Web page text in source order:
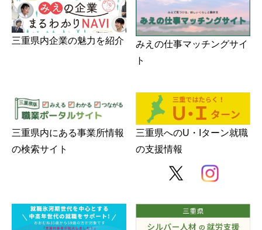
三重県内企業の魅力を紹介
みえの仕事マッチングサイ
ト
三重県内にある事業所情報
の検索サイト
三重県へのU・Iターン就職
の支援情報